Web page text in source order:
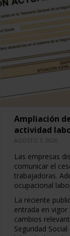
Ampliación
actividad
AGOSTO 7, 2026
Las empresas
comunicar el
trabajadoras.
ocupacional
La reciente
entrada en
cambios
Seguridad